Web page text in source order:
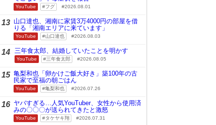
YouTube フグ 2026.08.01
13 山口達也、湘南に家賃3万4000円の部屋を借
りる「湘南エリアに来ています」
YouTube 山口達也 2026.08.03
14 三年食太郎、結婚していたことを明かす
YouTube 三年食太郎 2026.08.05
15 亀梨和也「卵かけご飯大好き」築100年の古
民家で至福の朝ごはん
YouTube 亀梨和也 2026.07.26
16 ヤバすぎる…人気YouTuber、女性から使用済
みの〇〇〇が送られてきたと激怒
YouTube タケヤキ翔 2026.07.31